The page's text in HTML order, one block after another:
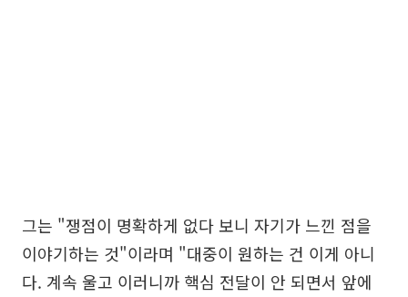
그는 "쟁점이 명확하게 없다 보니 자기가 느낀 점을
이야기하는 것"이라며 "대중이 원하는 건 이게 아니
다. 계속 울고 이러니까 핵심 전달이 안 되면서 앞에